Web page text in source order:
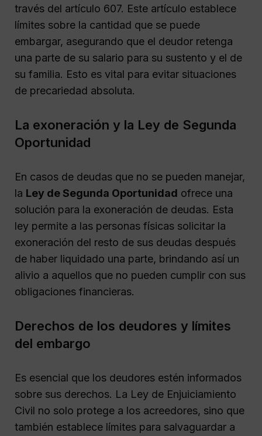
través del artículo 607. Este artículo establece
límites sobre la cantidad que se puede
embargar, asegurando que el deudor retenga
una parte de su salario para su sustento y el de
su familia. Esto es vital para evitar situaciones
de precariedad absoluta.
La exoneración y la Ley de Segunda
Oportunidad
En casos de deudas que no se pueden manejar,
la Ley de Segunda Oportunidad ofrece una
solución para la exoneración de deudas. Esta
ley permite a las personas físicas solicitar la
exoneración del resto de sus deudas después
de haber liquidado una parte, brindando así un
alivio a aquellos que no pueden cumplir con sus
obligaciones financieras.
Derechos de los deudores y límites
del embargo
Es esencial que los deudores estén informados
sobre sus derechos. La Ley de Enjuiciamiento
Civil no solo protege a los acreedores, sino que
también establece límites para salvaguardar a